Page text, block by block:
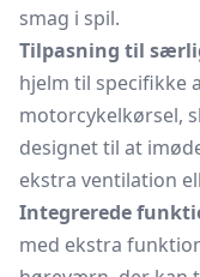
smag i spil.
Tilpasning til
hjelm til specifikke
motorcykelkørsel,
designet til at
ekstra ventilation
Integrerede
med ekstra